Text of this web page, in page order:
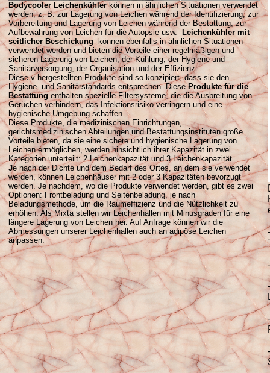
Bodycooler Leichenkühlerkönnen in ähnlichen Situationen verwendet
werden, z. B. zur Lagerung von Leichen während der Identifizierung, zur
Vorbereitung und Lagerung von Leichen während der Bestattung, zur
Aufbewahrung von Leichen für die Autopsie usw.
Leichenkühler mit
seitlicher Beschickung können ebenfalls in ähnlichen Situationen
verwendet werden und bieten die Vorteile einer regelmäßigen und
sicheren Lagerung von Leichen, der Kühlung, der Hygiene und
Sanitärversorgung, der Organisation und der Effizienz.
Diese v hergestellten Produkte sind so konzipiert, dass sie den
Hygiene- und Sanitärstandards entsprechen. DieseProdukte für die
Bestattung enthalten spezielle Filtersysteme, die die Ausbreitung von
Gerüchen verhindern, das Infektionsrisiko verringern und eine
hygienische Umgebung schaffen.
Diese Produkte, die medizinischen Einrichtungen,
gerichtsmedizinischen Abteilungen und Bestattungsinstituten große
Vorteile bieten, da sie eine sichere und hygienische Lagerung von
Leichen ermöglichen, werden hinsichtlich ihrer Kapazität in zwei
Kategorien unterteilt: 2 Leichenkapazität und 3 Leichenkapazität.
Je nach der Dichte und dem Bedarf des Ortes, an dem sie verwendet
werden, können Leichenhäuser mit 2 oder 3 Kapazitäten bevorzugt
werden. Je nachdem, wo die Produkte verwendet werden, gibt es zwei
Optionen: Frontbeladung und Seitenbeladung, je nach
Beladungsmethode, um die Raumeffizienz und die Nützlichkeit zu
erhöhen. Als Mixta stellen wir Leichenhallen mit Minusgraden für eine
längere Lagerung von Leichen her. Auf Anfrage können wir die
Abmessungen unserer Leichenhallen auch an adipöse Leichen
anpassen.